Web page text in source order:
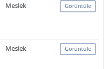
Meslek Görüntüle
Meslek Görüntüle